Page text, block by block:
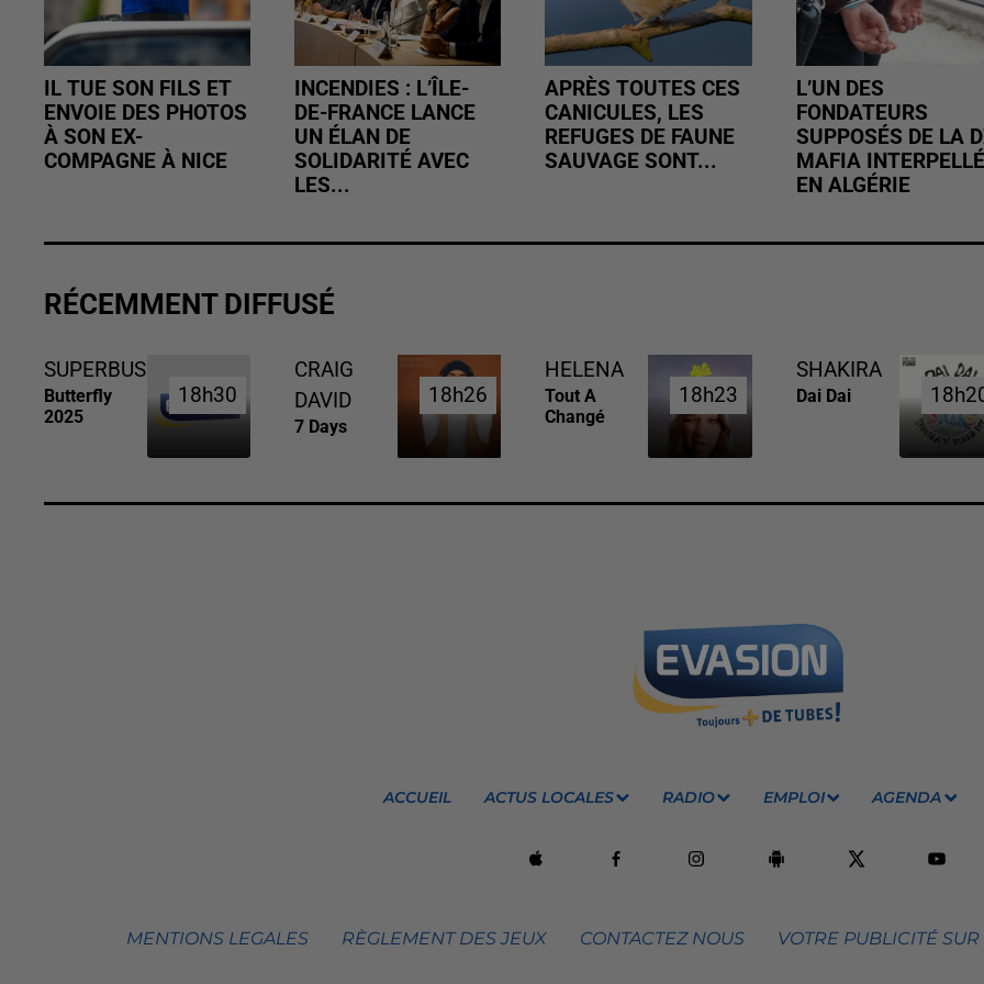
IL TUE SON FILS ET
ENVOIE DES PHOTOS
À SON EX-
COMPAGNE À NICE
INCENDIES : L’ÎLE-
DE-FRANCE LANCE
UN ÉLAN DE
SOLIDARITÉ AVEC
LES...
APRÈS TOUTES CES
CANICULES, LES
REFUGES DE FAUNE
SAUVAGE SONT...
L’UN DES
FONDATEURS
SUPPOSÉS DE LA
MAFIA INTERPELLÉ
EN ALGÉRIE
RÉCEMMENT DIFFUSÉ
SUPERBUS
Butterfly
2025
18h30
18h30
CRAIG
DAVID
7 Days
18h26
18h26
HELENA
Tout A
Changé
18h23
18h23
SHAKIRA
Dai Dai
ACCUEIL ACTUS LOCALES RADIO EMPLOI AGENDA
MENTIONS LEGALES RÈGLEMENT DES JEUX CONTACTEZ NOUS VOTRE PUBLICITÉ